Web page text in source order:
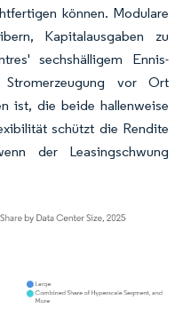
können. Modulare
Kapitalausgaben zu
sechshälligem Ennis-
vor Ort
ist, die beide hallenweise
schützt die Rendite
der Leasingschwung